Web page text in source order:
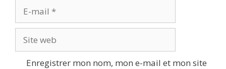
mail
web
Enregistrer mon nom, mon e-mail et mon site